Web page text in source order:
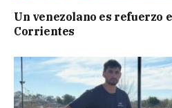
Un venezolano es refuerzo
Corrientes